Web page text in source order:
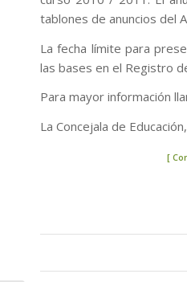
tablones de anuncios del
La fecha límite para
las bases en el Registro
Para mayor información
La Concejala de
[